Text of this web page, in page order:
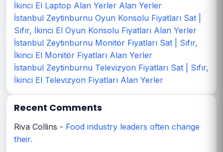
İkinci El Laptop Alan Yerler Alan Yerler
İstanbul Zeytinburnu Oyun Konsolu Fiyatları Sat |
Sıfır, İkinci El Oyun Konsolu Fiyatları Alan Yerler
İstanbul Zeytinburnu Monitör Fiyatları Sat | Sıfır,
İkinci El Monitör Fiyatları Alan Yerler
İstanbul Zeytinburnu Televizyon Fiyatları Sat | Sıfır,
İkinci El Televizyon Fiyatları Alan Yerler
Recent Comments
Riva Collins - Food industry leaders often change
their.